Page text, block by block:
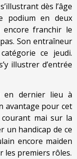
dès l’âge
podium en deux
encore franchir le
Son entraîneur
ce jeudi.
illustrer d’entrée
en dernier lieu à
avantage pour cet
mai sur la
un handicap de ce
encore maiden
les premiers rôles.